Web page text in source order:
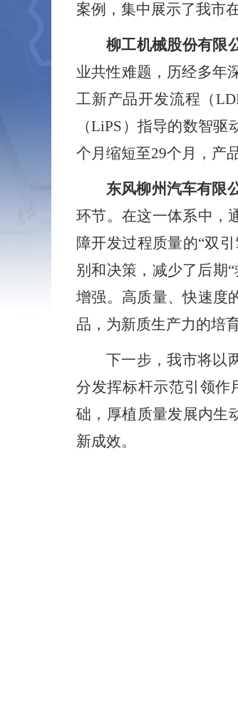
案例，集中展示了我市
柳工机械股份有限
业共性难题，历经多年
工新产品开发流程（
（LiPS ）指导的数智驱
个月缩短至29个月，产
东风柳州汽车有限
环节。在这一体系中，
障开发过程质量的“双
别和决策，减少了后期
增强。高质量、快速度
品，为新质生产力的培
下一步，我市将以
分发挥标杆示范引领作
础，厚植质量发展内生
新成效。